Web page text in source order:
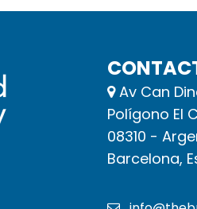
Av Can
Polígono El
08310 -
Barcelona,